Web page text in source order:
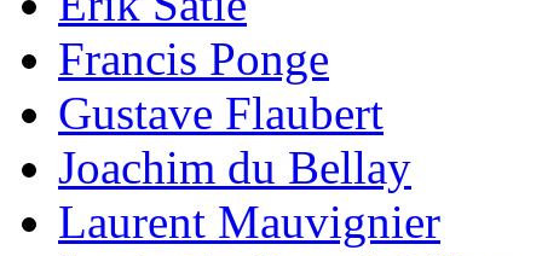
Francis Ponge
Gustave Flaubert
Joachim du Bellay
Laurent Mauvignier